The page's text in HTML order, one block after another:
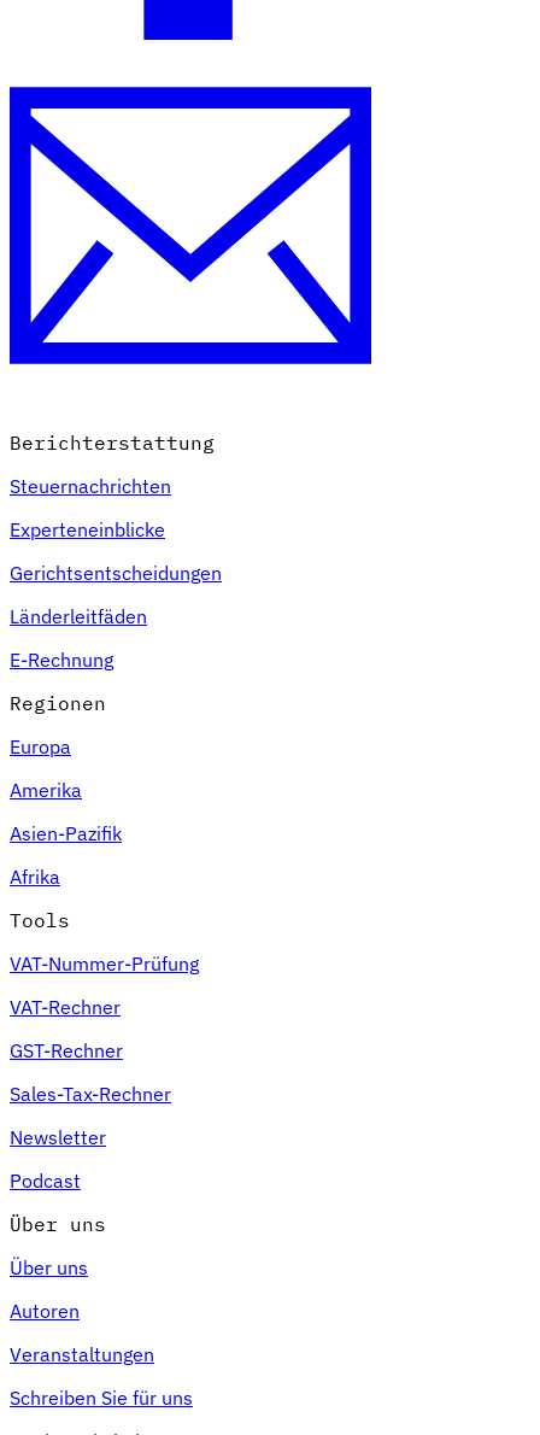
Berichterstattung
Steuernachrichten
Experteneinblicke
Gerichtsentscheidungen
Länderleitfäden
E-Rechnung
Regionen
Europa
Amerika
Asien-Pazifik
Afrika
Tools
VAT-Nummer-Prüfung
VAT-Rechner
GST-Rechner
Sales-Tax-Rechner
Newsletter
Podcast
Über uns
Über uns
Autoren
Veranstaltungen
Schreiben Sie für uns